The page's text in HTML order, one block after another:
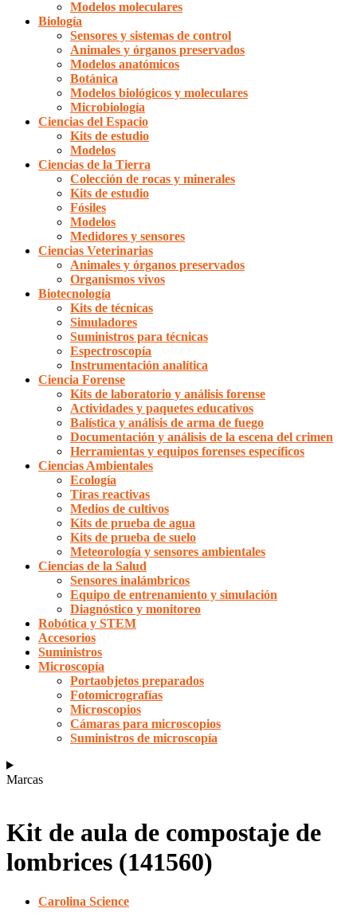
Modelos moleculares
Biología
Sensores y sistemas de control
Animales y órganos preservados
Modelos anatómicos
Botánica
Modelos biológicos y moleculares
Microbiología
Ciencias del Espacio
Kits de estudio
Modelos
Ciencias de la Tierra
Colección de rocas y minerales
Kits de estudio
Fósiles
Modelos
Medidores y sensores
Ciencias Veterinarias
Animales y órganos preservados
Organismos vivos
Biotecnología
Kits de técnicas
Simuladores
Suministros para técnicas
Espectroscopía
Instrumentación analítica
Ciencia Forense
Kits de laboratorio y análisis forense
Actividades y paquetes educativos
Balística y análisis de arma de fuego
Documentación y análisis de la escena del crimen
Herramientas y equipos forenses específicos
Ciencias Ambientales
Ecología
Tiras reactivas
Medios de cultivos
Kits de prueba de agua
Kits de prueba de suelo
Meteorología y sensores ambientales
Ciencias de la Salud
Sensores inalámbricos
Equipo de entrenamiento y simulación
Diagnóstico y monitoreo
Robótica y STEM
Accesorios
Suministros
Microscopía
Portaobjetos preparados
Fotomicrografías
Microscopios
Cámaras para microscopios
Suministros de microscopía
Marcas
Kit de aula de compostaje de
lombrices (141560)
Carolina Science